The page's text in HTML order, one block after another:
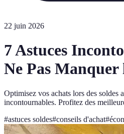
22 juin 2026
7 Astuces
Ne Pas Manquer
Optimisez vos achats lors des soldes
incontournables. Profitez des
#astuces soldes#conseils d'achat#